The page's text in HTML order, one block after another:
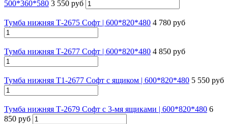
500*360*580 3 550 руб
Тумба нижняя Т-2675 Софт | 600*820*480 4 780 руб
Тумба нижняя Т-2677 Софт | 600*820*480 4 850 руб
Тумба нижняя Т1-2677 Софт с ящиком | 600*820*480 5 550 руб
Тумба нижняя Т-2679 Софт с 3-мя ящиками | 600*820*480 6
850 руб